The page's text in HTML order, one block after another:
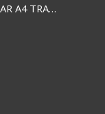
TAPA PARA ENCUADERNAR A4 TRANSP x50x500